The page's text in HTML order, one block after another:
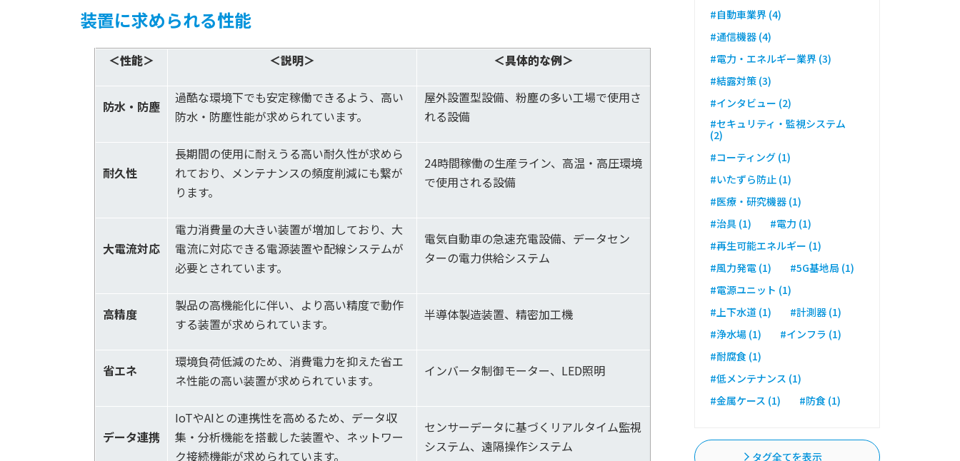
装置に求められる性能
＜性能＞ ＜説明＞ ＜具体的な例＞
防水・防塵
過酷な環境下でも安定稼働できるよう、高い
防水・防塵性能が求められています。
屋外設置型設備、粉塵の多い工場で使用さ
れる設備
耐久性
長期間の使用に耐えうる高い耐久性が求めら
れており、メンテナンスの頻度削減にも繋が
ります。
24時間稼働の生産ライン、高温・高圧環境
で使用される設備
大電流対応
電力消費量の大きい装置が増加しており、大
電流に対応できる電源装置や配線システムが
必要とされています。
電気自動車の急速充電設備、データセン
ターの電力供給システム
高精度
製品の高機能化に伴い、より高い精度で動作
する装置が求められています。
半導体製造装置、精密加工機
省エネ
環境負荷低減のため、消費電力を抑えた省エ
ネ性能の高い装置が求められています。
インバータ制御モーター、LED照明
データ連携
IoTやAIとの連携性を高めるため、データ収
集・分析機能を搭載した装置や、ネットワー
ク接続機能が求められています。
センサーデータに基づくリアルタイム監視
システム、遠隔操作システム
#自動車業界 (4)
#通信機器 (4)
#電力・エネルギー業界 (3)
#結露対策 (3)
#インタビュー (2)
#セキュリティ・監視システム
(2)
#コーティング (1)
#いたずら防止 (1)
#医療・研究機器 (1)
#治具 (1)
#電力 (1)
#再生可能エネルギー (1)
#風力発電 (1)
#5G基地局 (1)
#電源ユニット (1)
#上下水道 (1)
#計測器 (1)
#浄水場 (1)
#インフラ (1)
#耐腐食 (1)
#低メンテナンス (1)
#金属ケース (1)
#防食 (1)
タグ全てを表示